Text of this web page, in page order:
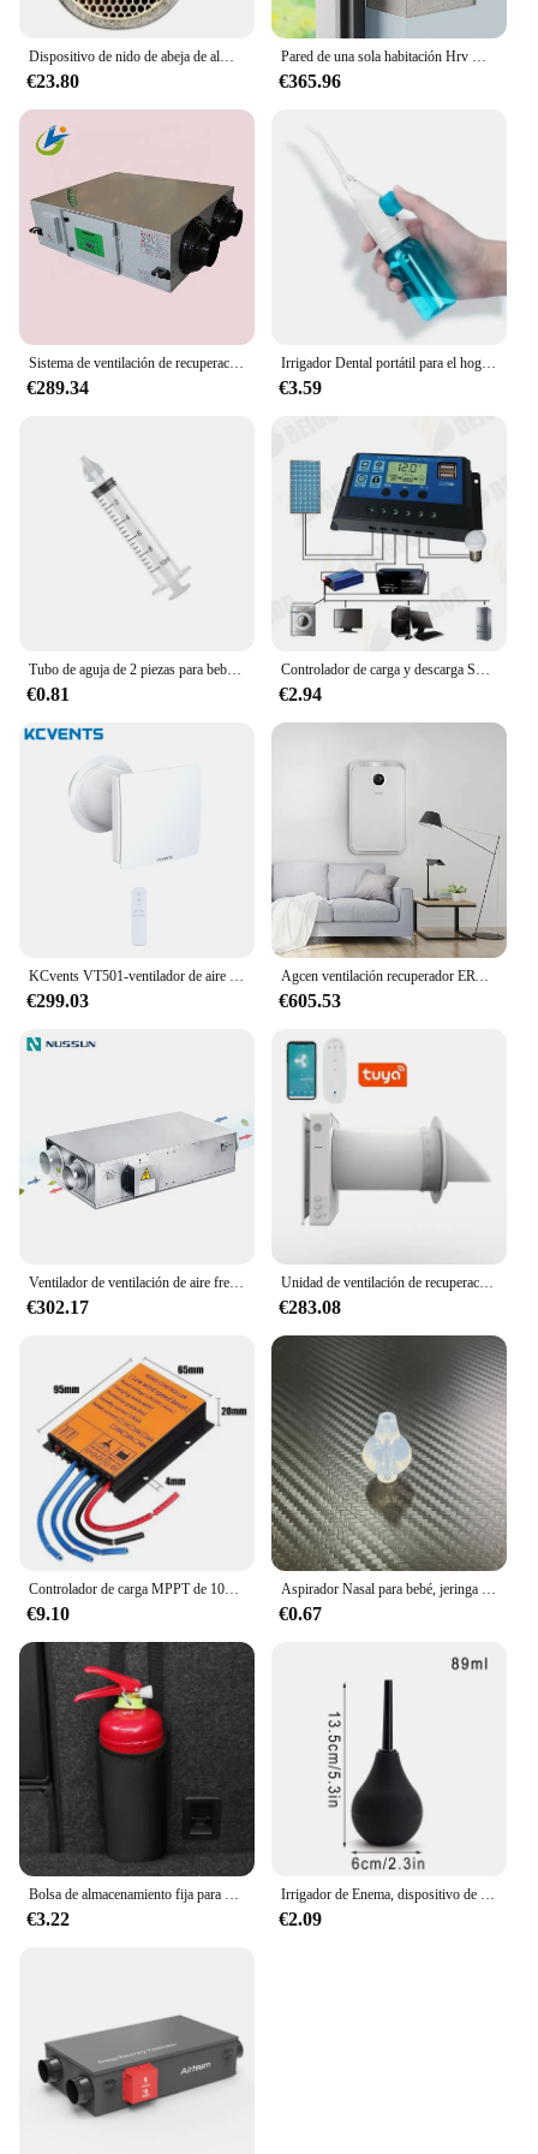
slag remover.
Dispositivo de nido de abeja de almacenamiento de calor de cerámica, 114x60mm, apertura de 5mm, espesor de pared de 0,7mm, intercambiador de cerámica para recuperador de pared
€23.80
Pared de una sola habitación Hrv Ductless Erv Sistema de ventilación de recuperación de calor Recuperador de calor de aire para el hogar
€365.96
Sistema de ventilación de recuperación de calor con unidad central erv, recuperador de aire fresco
€289.34
Irrigador Dental portátil para el hogar, limpiador de alta presión con agua, hilo Dental Manual para mantener los dientes hermosos libres de suciedad
€3.59
€0.81 €2.94
€299.03
Agcen ventilación recuperador ERV montado en la pared con filtro hepa purificador de aire pared de ventilación de recuperación de calor
€605.53
€302.17
Unidad de ventilación de recuperación de calor Erv Energy, miniventilador recuperador decentralizado montado en la pared para almacén, habitación y dormitorio
€283.08
€9.10 €0.67
Bolsa de almacenamiento fija para extintor de incendios de coche, bolsa colgante para asiento trasero de coche, maletero con bolsa de almacenamiento, organizador para el hogar
€3.22
Irrigador de Enema, dispositivo de limpieza de higiene femenina, accesorios de bidé, 89/160/224ml, jeringa vaginal, Colon, Bombilla de ducha Anal
€2.09